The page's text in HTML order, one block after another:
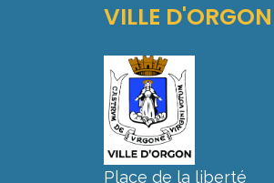
VILLE D'ORGON
Place de la liberté